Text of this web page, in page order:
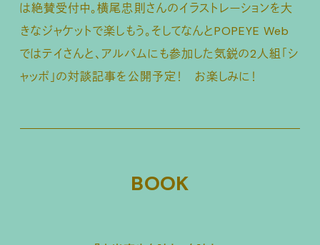
は絶賛受付中。横尾忠則さんのイラストレーションを大
きなジャケットで楽しもう。そしてなんとPOPEYE Web
ではテイさんと、アルバムにも参加した気鋭の2人組「シ
ャッポ」の対談記事を公開予定！ お楽しみに！
BOOK